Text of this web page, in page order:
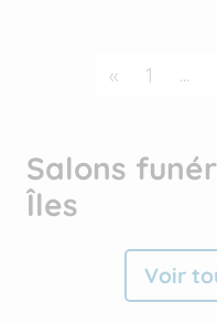
«Précédent
1 ...
Salons
Îles
Voir